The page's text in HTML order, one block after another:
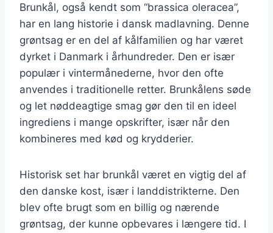
Brunkål, også kendt som “brassica oleracea”,
har en lang historie i dansk madlavning. Denne
grøntsag er en del af kålfamilien og har været
dyrket i Danmark i århundreder. Den er især
populær i vintermånederne, hvor den ofte
anvendes i traditionelle retter. Brunkålens søde
og let nøddeagtige smag gør den til en ideel
ingrediens i mange opskrifter, især når den
kombineres med kød og krydderier.
Historisk set har brunkål været en vigtig del af
den danske kost, især i landdistrikterne. Den
blev ofte brugt som en billig og nærende
grøntsag, der kunne opbevares i længere tid. I